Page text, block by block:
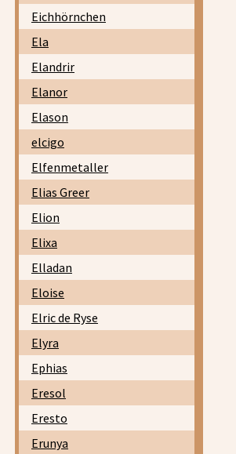
Eichhörnchen
Ela
Elandrir
Elanor
Elason
elcigo
Elfenmetaller
Elias Greer
Elion
Elixa
Elladan
Eloise
Elric de Ryse
Elyra
Ephias
Eresol
Eresto
Erunya